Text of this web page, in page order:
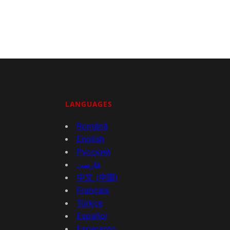
LANGUAGES
Română
English
Русский
فارسی
中文 (中国)
Français
Türkçe
Español